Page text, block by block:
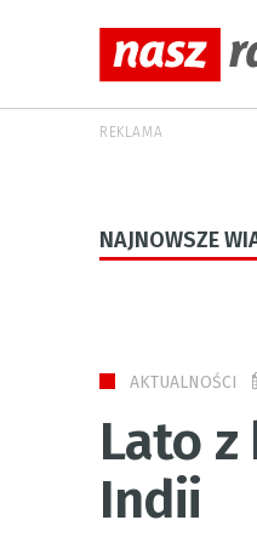
REKLAMA
NAJNOWSZE
AKTUALNOŚCI
Lato
Indii